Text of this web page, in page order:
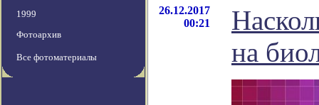
1999
Фотоархив
Все фотоматериалы
26.12.2017
00:21
на